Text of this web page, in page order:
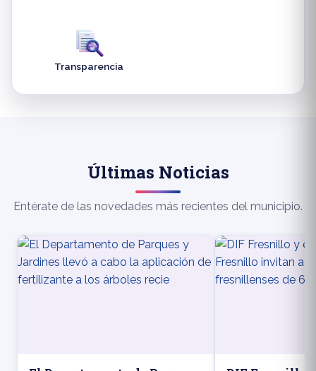
Transparencia
Últimas Noticias
Entérate de las novedades más recientes del municipio.